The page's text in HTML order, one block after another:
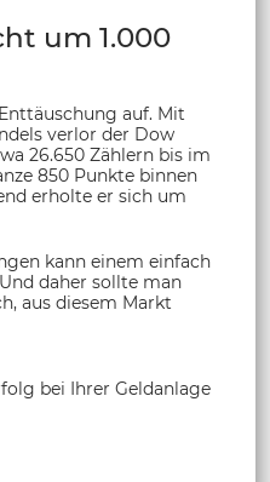
um 1.000
auf. Mit
verlor der Dow
26.650 Zählern bis im
850 Punkte binnen
erholte er sich um
kann einem einfach
daher sollte man
aus diesem Markt
bei Ihrer Geldanlage